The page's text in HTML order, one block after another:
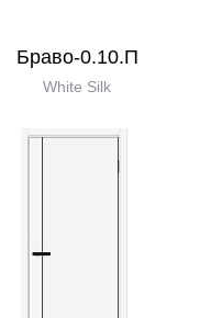
Браво-0.10.П
White Silk